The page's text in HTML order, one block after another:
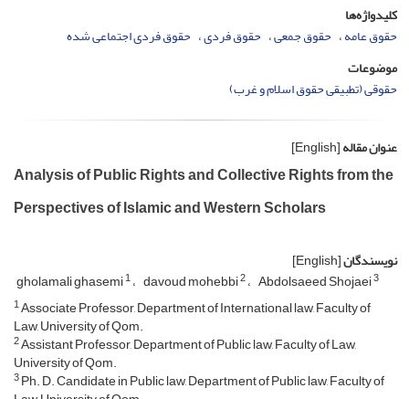
کلیدواژه‌ها
حقوق عامه حقوق جمعی حقوق فردی حقوق فردی اجتماعی شده
موضوعات
حقوقی (تطبیقی حقوق اسلام و غرب)
عنوان مقاله[English]
Analysis of Public Rights and Collective Rights from the
Perspectives of Islamic and Western Scholars
نویسندگان[English]
gholamali ghasemi1 davoud mohebbi2 Abdolsaeed Shojaei3
1Associate Professor, Department of International law, Faculty of
Law, University of Qom.
2Assistant Professor, Department of Public law, Faculty of Law,
University of Qom.
3Ph. D. Candidate in Public law, Department of Public law, Faculty of